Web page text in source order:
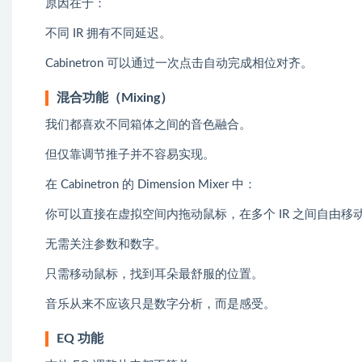
原因在于：
不同 IR 拥有不同延迟。
Cabinetron 可以通过一次点击自动完成相位对齐。
混合功能（Mixing）
我们都喜欢不同箱体之间的音色融合。
但仅靠调节推子并不容易实现。
在 Cabinetron 的 Dimension Mixer 中：
你可以直接在虚拟空间内拖动鼠标，在多个 IR 之间自由移
无需关注参数和数字。
只需移动鼠标，找到耳朵最舒服的位置。
音乐从来不应该只是数字分析，而是感受。
EQ 功能